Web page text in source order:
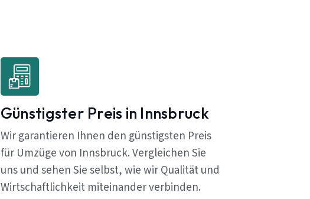
Günstigster Preis in Innsbruck
Wir garantieren Ihnen den günstigsten Preis
für Umzüge von Innsbruck. Vergleichen Sie
uns und sehen Sie selbst, wie wir Qualität und
Wirtschaftlichkeit miteinander verbinden.